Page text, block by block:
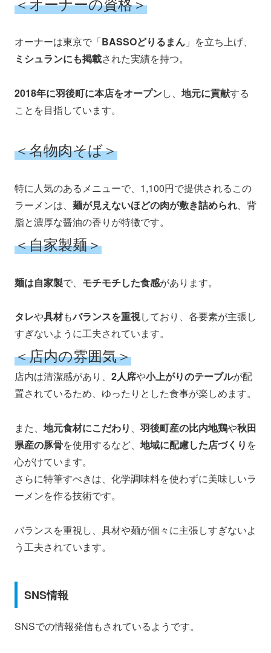
オーナーは東京で「BASSOどりるまん 」を立ち上げ、
ミシュランにも掲載された実績を持つ。
2018年に羽後町に本店をオープンし、 地元に貢献する
ことを目指しています。
＜名物肉そば＞
特に人気のあるメニューで、1,100円で提供されるこの
ラーメンは、 麺が見えないほどの肉が敷き詰められ、背
脂と濃厚な醤油の香りが特徴です。
＜自家製麺＞
麺は自家製で、 モチモチした食感があります。
タレや具材もバランスを重視しており、各要素が主張し
すぎないように工夫されています。
＜店内の雰囲気＞
店内は清潔感があり、 2人席や小上がりのテーブルが配
置されているため、ゆったりとした食事が楽しめます。
また、 地元食材にこだわり 、 羽後町産の比内地鶏や秋田
県産の豚骨を使用するなど、 地域に配慮した店づくり を
心がけています。
さらに特筆すべきは、化学調味料を使わずに美味しいラ
ーメンを作る技術です。
バランスを重視し、具材や麺が個々に主張しすぎないよ
う工夫されています。
SNS情報
SNSでの情報発信もされているようです。